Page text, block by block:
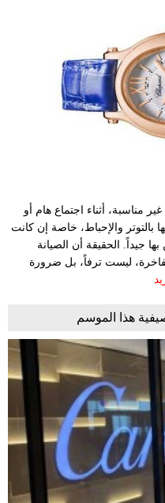
إعلام
تعليم
أزياء
إسلامية
وتكنولوجيا
بيئة
مدوَّنات
أثناء اجتماع هام أو
بالتوتر والإحباط، خاصة إن كانت
جيداً. الحقيقة أن الصيانة
ليست ترفاً، بل ضرورة
هذا الموسم